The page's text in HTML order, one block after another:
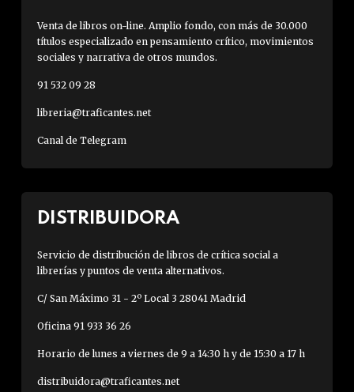
Venta de libros on-line. Amplio fondo, con más de 30.000
títulos especializado en pensamiento crítico, movimientos
sociales y narrativa de otros mundos.
91 532 09 28
libreria@traficantes.net
Canal de Telegram
DISTRIBUIDORA
Servicio de distribución de libros de crítica social a
librerías y puntos de venta alternativos.
C/ San Máximo 31 - 2º Local 3 28041 Madrid
Oficina 91 933 36 26
Horario de lunes a viernes de 9 a 14:30 h y de 15:30 a 17 h
distribuidora@traficantes.net